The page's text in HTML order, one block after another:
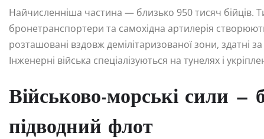
Найчисленніша частина — близько 950 тисяч бійців.
бронетранспортери та самохідна артилерія
розташовані вздовж демілітаризованої зони, здатні
Інженерні війська спеціалізуються на тунелях і
Військово-морські сили —
підводний флот